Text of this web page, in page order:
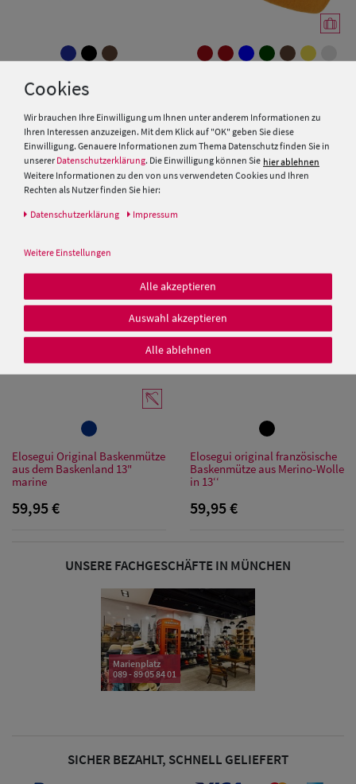
Damen Caps
Damen
Baseball Caps
Bandana Caps
Sonnenschilder
Snapback Caps
Balke Herrenbaskenmütze
schmale Form
39,99 €
Kopka Long Beanie Walkmütze
Elosegui Original Baskenmütze
aus dem Baskenland 13"
marine
59,95 €
Elosegui original französische
Baskenmütze aus Merino-Wolle
in 13‘‘
59,95 €
UNSERE FACHGESCHÄFTE IN MÜNCHEN
Marienplatz
089 - 89 05 84 01
SICHER BEZAHLT, SCHNELL GELIEFERT
Cookies
Wir brauchen Ihre Einwilligung um Ihnen unter anderem Informationen zu
Ihren Interessen anzuzeigen. Mit dem Klick auf "OK" geben Sie diese
Einwilligung. Genauere Informationen zum Thema Datenschutz finden Sie in
unserer Datenschutzerklärung. Die Einwilligung können Sie hier ablehnen
Weitere Informationen zu den von uns verwendeten Cookies und Ihren
Rechten als Nutzer finden Sie hier:
Daten­schutz­erklärung Impressum
Weitere Einstellungen
Alle akzeptieren
Auswahl akzeptieren
Alle ablehnen